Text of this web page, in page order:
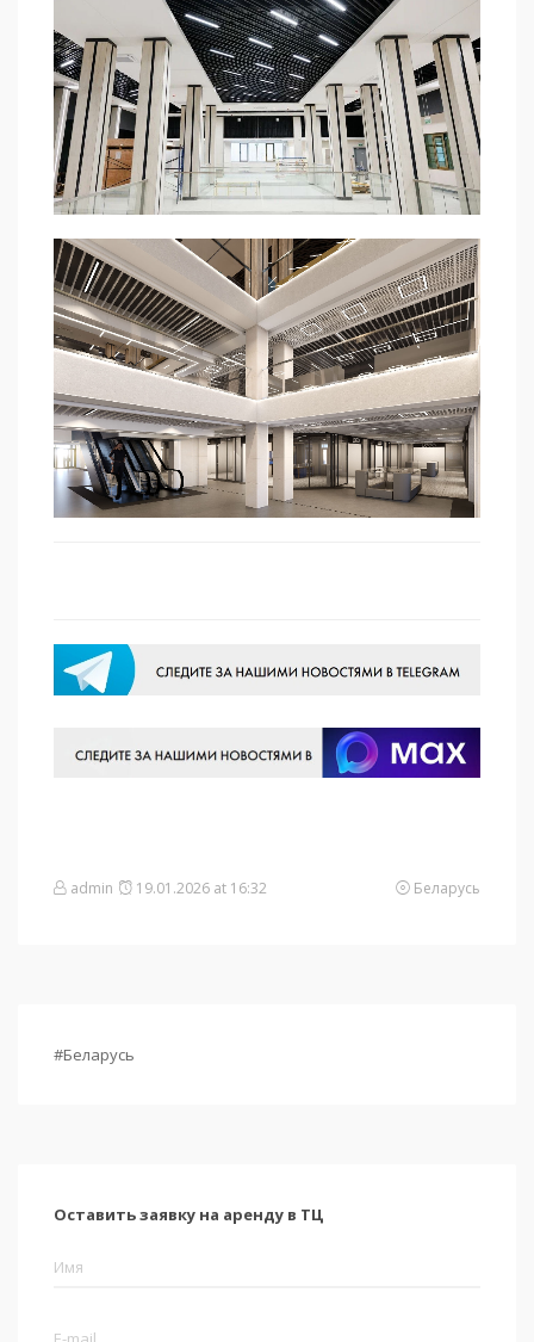
admin 19.01.2026 at 16:32 Беларусь
#Беларусь
Оставить заявку на аренду в ТЦ